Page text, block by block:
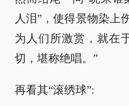
人泪”，使得景物染上
为人们所激赏，就
切，堪称绝唱。”
再看其“滚绣球”: